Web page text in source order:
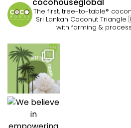
cocohouseglobal
The first, tree-to-table®
Sri Lankan Coconut
with farming &